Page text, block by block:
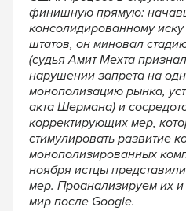
финишную прямую:
консолидированному
штатов, он миновал
(судья Амит Мехта
нарушении запрета на
монополизацию рынка,
акта Шермана) и
корректирующих мер,
стимулировать развитие
монополизированных
ноября истцы
мер. Проанализируем их
мир после Google.